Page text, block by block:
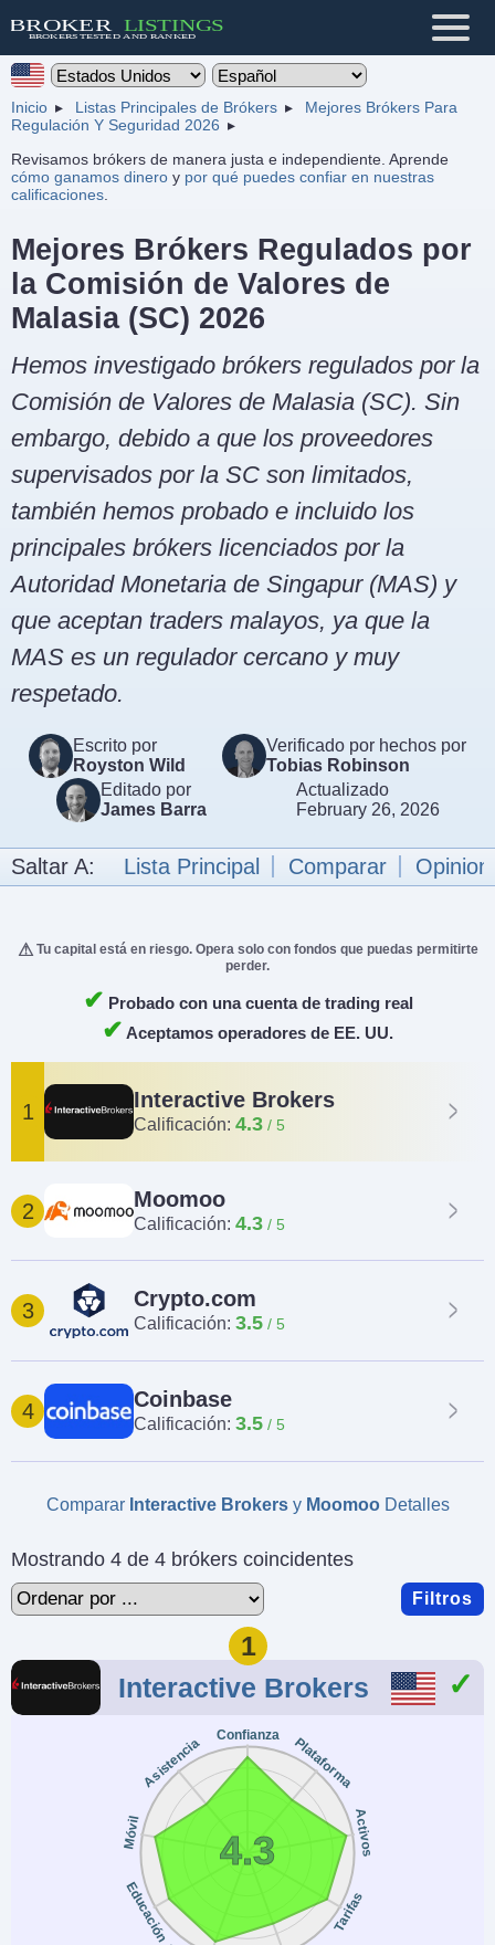
Inicio Listas Principales de Brókers
Mejores Brókers Para
Regulación Y Seguridad 2026
Revisamos brókers de manera justa e independiente. Aprende
cómo ganamos dinero y por qué puedes confiar en nuestras
calificaciones
Mejores Brókers Regulados por
la Comisión de Valores de
Malasia (SC) 2026
Hemos investigado brókers regulados por la
Comisión de Valores de Malasia (SC). Sin
embargo, debido a que los proveedores
supervisados por la SC son limitados,
también hemos probado e incluido los
principales brókers licenciados por la
Autoridad Monetaria de Singapur (MAS) y
que aceptan traders malayos, ya que la
MAS es un regulador cercano y muy
respetado.
Escrito por
Royston Wild
Verificado por hechos por
Tobias Robinson
Editado por
James Barra
Actualizado
February 26, 2026
Saltar A: Lista Principal Comparar
Tu capital está en riesgo. Opera solo con fondos que puedas permitirte
perder.
✔ Probado con una cuenta de trading real
✔ Aceptamos operadores de EE. UU.
1 Interactive Brokers
Calificación: 4.3
2 Moomoo
Calificación: 4.3
3 Crypto.com
Calificación: 3.5
4 Coinbase
Calificación: 3.5
Comparar Interactive Brokersy MoomooDetalles
Mostrando 4 de 4 brókers coincidentes
Filtros
1
Interactive Brokers
Confianza Plataforma
Activos
Tarifas
Educación
Móvil
Asistencia
4.3